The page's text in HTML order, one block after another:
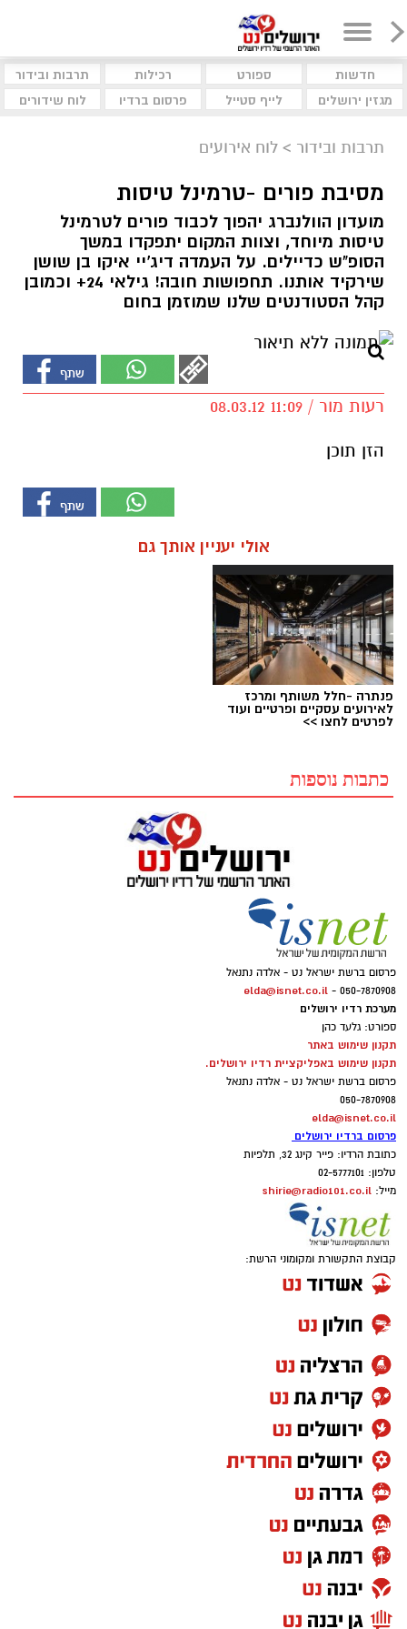
חדשות ספורט רכילות
תרבות ובידור
מגזין ירושלים
לייף סטייל פרסום ברדיו לוח שידורים
תרבות ובידור > לוח אירועים
מסיבת פורים -טרמינל טיסות
מועדון הוולנברג יהפוך לכבוד פורים לטרמינל
טיסות מיוחד, וצוות המקום יתפקדו במשך
הסופ"ש כדיילים. על העמדה דיג'יי איקו בן שושן
שירקיד אותנו. תחפושות חובה! גילאי 24+ וכמובן
קהל הסטודנטים שלנו שמוזמן בחום
רעות מור / 11:09 08.03.12
הזן תוכן
אולי יעניין אותך גם
פנתרה -חלל משותף ומרכז
לאירועים עסקיים ופרטיים ועוד
לפרטים לחצו >>
כתבות נוספות
פרסום ברשת ישראל נט - אלדה נתנאל
050-7870908 -
elda@isnet.co.il
מערכת רדיו ירושלים
ספורט: גלעד כהן
תקנון שימוש באתר
תקנון שימוש באפליקציית רדיו ירושלים.
פרסום ברשת ישראל נט - אלדה נתנאל
050-7870908
elda@isnet.co.il
פרסום ברדיו ירושלים
כתובת הרדיו: פייר קינג 32, תלפיות
טלפון: 02-5777101
מייל: shirie@radio101.co.il
קבוצת התקשורת ומקומוני הרשת: